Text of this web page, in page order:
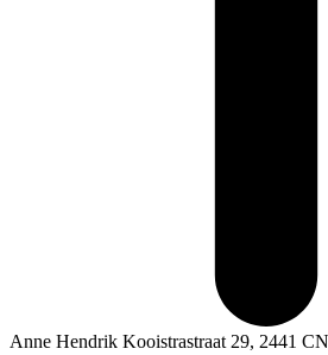
Anne Hendrik Kooistrastraat 29, 2441